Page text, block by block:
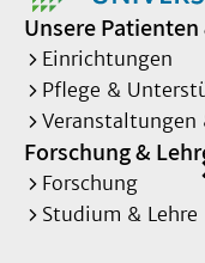
Unsere
Einrichtungen
Pflege &
Veranstaltungen
Forschung &
Forschung
Studium & Lehre